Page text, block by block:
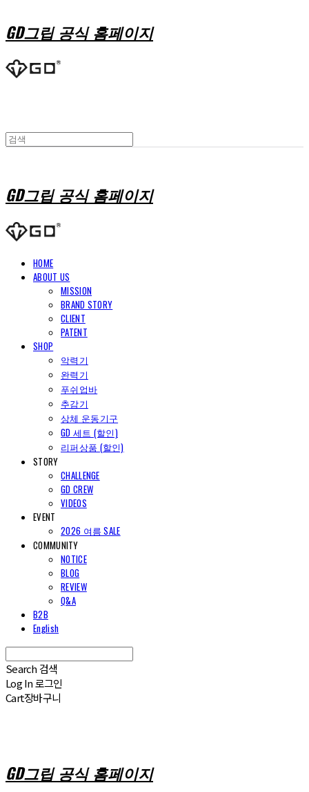
GD그립 공식 홈페이지
GD그립 공식 홈페이지
HOME
ABOUT US
MISSION
BRAND STORY
CLIENT
PATENT
SHOP
악력기
완력기
푸쉬업바
추감기
상체 운동기구
GD 세트 (할인)
리퍼상품 (할인)
STORY
CHALLENGE
GD CREW
VIDEOS
EVENT
2026 여름 SALE
COMMUNITY
NOTICE
BLOG
REVIEW
Q&A
B2B
English
Search 검색
Log In로그인
Cart장바구니
GD그립 공식 홈페이지